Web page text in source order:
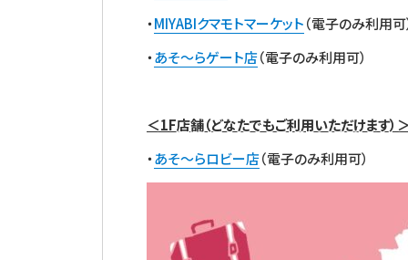
・MIYABIクマモトマーケット（電子のみ利用可
・あそ～らゲート店（電子のみ利用可）
＜1F店舗（どなたでもご利用いただけます）
・あそ～らロビー店（電子のみ利用可）